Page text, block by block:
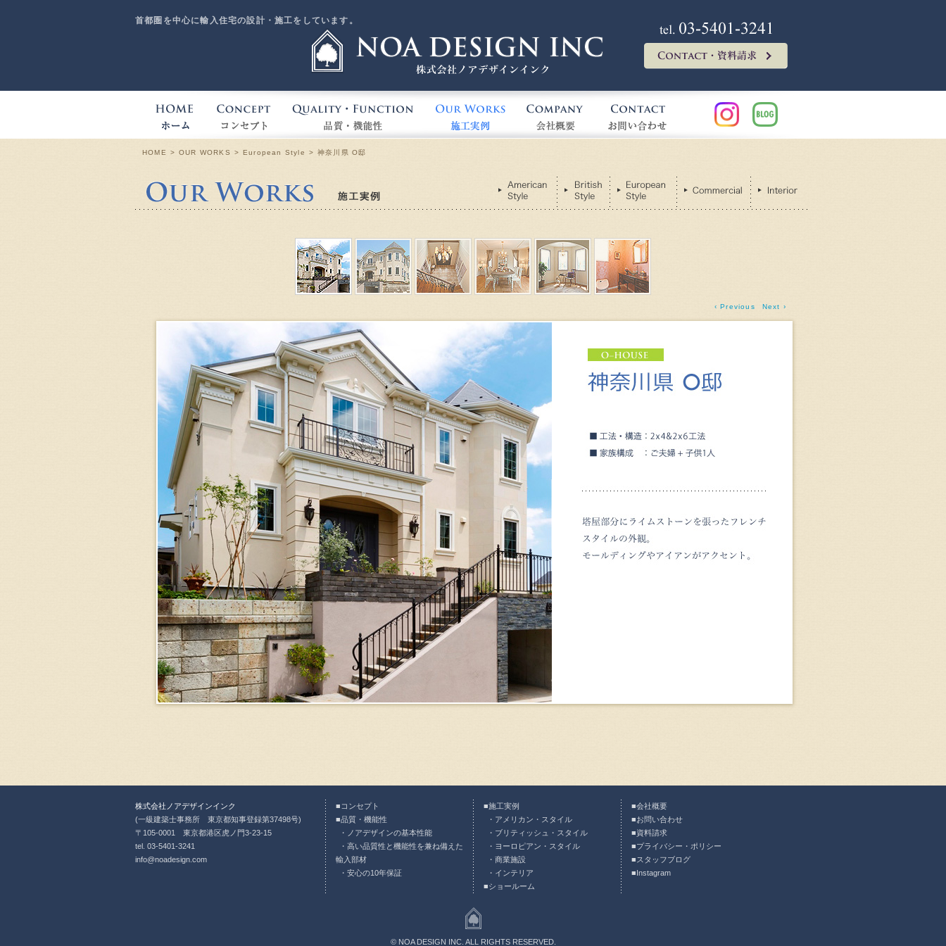
首都圏を中心に輸入住宅の設計・施工をしています。 NOA DESIGN INC
QUALITY & FUNCTIONOUR WORKS
HOME OUR WORKS European Style 神奈川県 O邸
Our Works 施工実例 AmericanStyleBritishStyle EuropeanStyle Commercial
‹ Previous Next ›
株式会社ノアデザインインク
(一級建築士事務所 東京都知事登録第37498号)
〒105-0001 東京都港区虎ノ門3-23-15
tel. 03-5401-3241
info@noadesign.com
コンセプト
品質・機能性
ノアデザインの基本性能
高い品質性と機能性を兼ね備えた
輸入部材
安心の10年保証
施工実例
アメリカン・スタイル
ブリティッシュ・スタイル
ヨーロピアン・スタイル
商業施設
インテリア
ショールーム
会社概要
お問い合わせ
資料請求
プライバシー・ポリシー
スタッフブログ
Instagram
© NOA DESIGN INC. ALL RIGHTS RESERVED.